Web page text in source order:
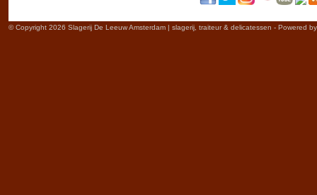
© Copyright 2026 Slagerij De Leeuw Amsterdam | slagerij, traiteur & delicatessen - Powered